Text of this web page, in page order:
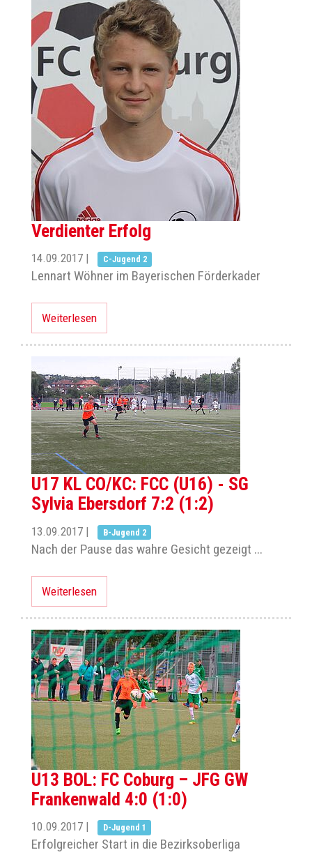
Verdienter Erfolg
14.09.2017 | C-Jugend 2
Lennart Wöhner im Bayerischen Förderkader
Weiterlesen
U17 KL CO/KC: FCC (U16) - SG
Sylvia Ebersdorf 7:2 (1:2)
13.09.2017 | B-Jugend 2
Nach der Pause das wahre Gesicht gezeigt ...
Weiterlesen
U13 BOL: FC Coburg – JFG GW
Frankenwald 4:0 (1:0)
10.09.2017 | D-Jugend 1
Erfolgreicher Start in die Bezirksoberliga